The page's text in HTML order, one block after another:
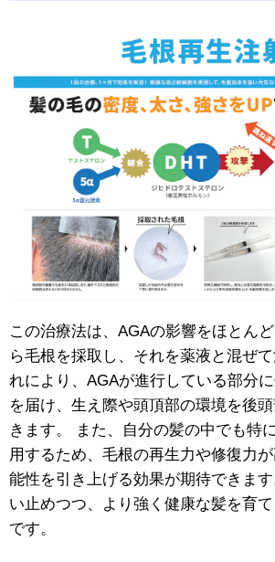
この治療法は、AGAの影響をほとん
ら毛根を採取し、それを薬液と混ぜ
れにより、AGAが進行している部分
を届け、生え際や頭頂部の環境を後
きます。 また、自分の髪の中でも特
用するため、毛根の再生力や修復力
能性を引き上げる効果が期待できま
い止めつつ、より強く健康な髪を育
です。